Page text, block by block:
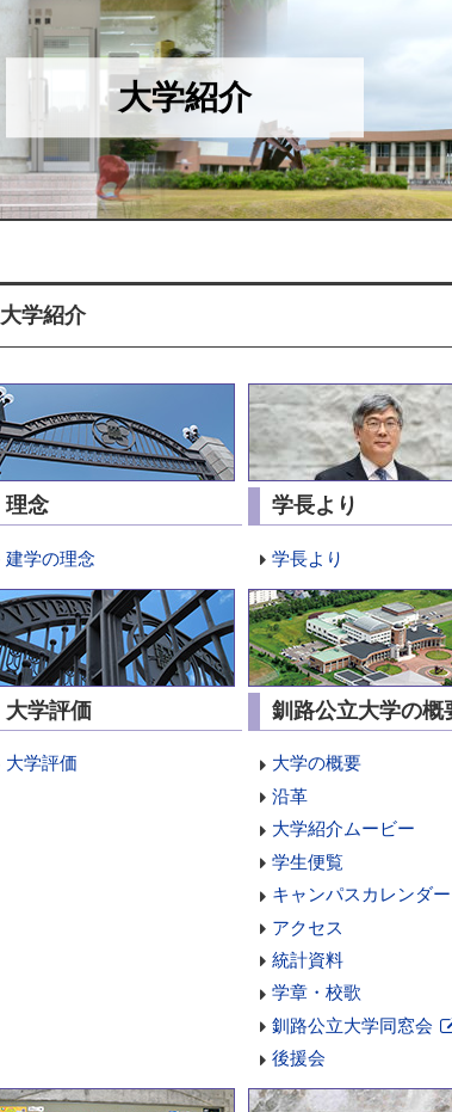
大学紹介
大学紹介
理念
建学の理念
学長より
学長より
大学評価
大学評価
釧路公立大学の概
大学の概要
沿革
大学紹介ムービー
学生便覧
キャンパスカレンダー
アクセス
統計資料
学章・校歌
釧路公立大学同窓会
後援会